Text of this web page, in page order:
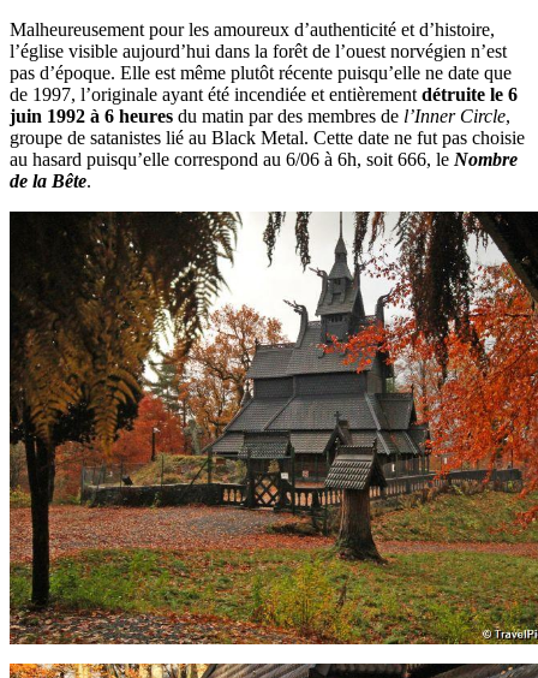
Malheureusement pour les amoureux d’authenticité et d’histoire,
l’église visible aujourd’hui dans la forêt de l’ouest norvégien n’est
pas d’époque. Elle est même plutôt récente puisqu’elle ne date que
de 1997, l’originale ayant été incendiée et entièrement détruite le 6
juin 1992 à 6 heures du matin par des membres de l’Inner Circle,
groupe de satanistes lié au Black Metal. Cette date ne fut pas choisie
au hasard puisqu’elle correspond au 6/06 à 6h, soit 666, le Nombre
de la Bête.